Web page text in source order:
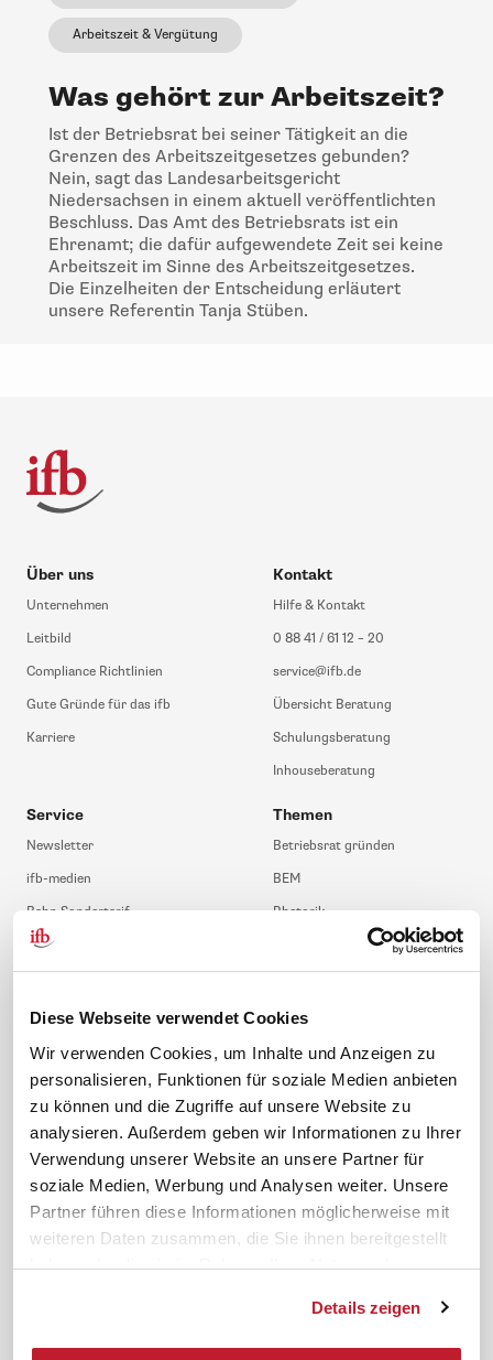
Diese Webseite verwendet Cookies
Wir verwenden Cookies, um Inhalte und Anzeigen zu
personalisieren, Funktionen für soziale Medien anbieten
zu können und die Zugriffe auf unsere Website zu
analysieren. Außerdem geben wir Informationen zu Ihrer
Verwendung unserer Website an unsere Partner für
soziale Medien, Werbung und Analysen weiter. Unsere
Partner führen diese Informationen möglicherweise mit
weiteren Daten zusammen, die Sie ihnen bereitgestellt
haben oder die sie im Rahmen Ihrer Nutzung der
Details zeigen
Arbeitszeit & Vergütung
Was gehört zur Arbeitszeit?
Ist der Betriebsrat bei seiner Tätigkeit an die
Grenzen des Arbeitszeitgesetzes gebunden?
Nein, sagt das Landesarbeitsgericht
Niedersachsen in einem aktuell veröffentlichten
Beschluss. Das Amt des Betriebsrats ist ein
Ehrenamt; die dafür aufgewendete Zeit sei keine
Arbeitszeit im Sinne des Arbeitszeitgesetzes.
Die Einzelheiten der Entscheidung erläutert
unsere Referentin Tanja Stüben.
Über uns
Unternehmen
Leitbild
Compliance Richtlinien
Gute Gründe für das ifb
Karriere
Kontakt
Hilfe & Kontakt
0 88 41 / 61 12 – 20
service@ifb.de
Übersicht Beratung
Schulungsberatung
Inhouseberatung
Service
Newsletter
ifb-medien
Bahn Sondertarif
meinifb
FAQ
ifb-App Betriebsrat360
Themen
Betriebsrat gründen
BEM
Rhetorik
JAV-Wahl
News. Wissen. Themen.
Lexikon
Rechtsprechung
Gesetze
Folgen Sie uns
Sicherheit durch geprüfte
Qualität!